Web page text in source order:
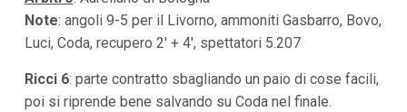
Note: angoli 9-5 per il Livorno, ammoniti Gasbarro, Bovo,
Luci, Coda, recupero 2′ + 4′, spettatori 5.207
Ricci 6: parte contratto sbagliando un paio di cose facili,
poi si riprende bene salvando su Coda nel finale.